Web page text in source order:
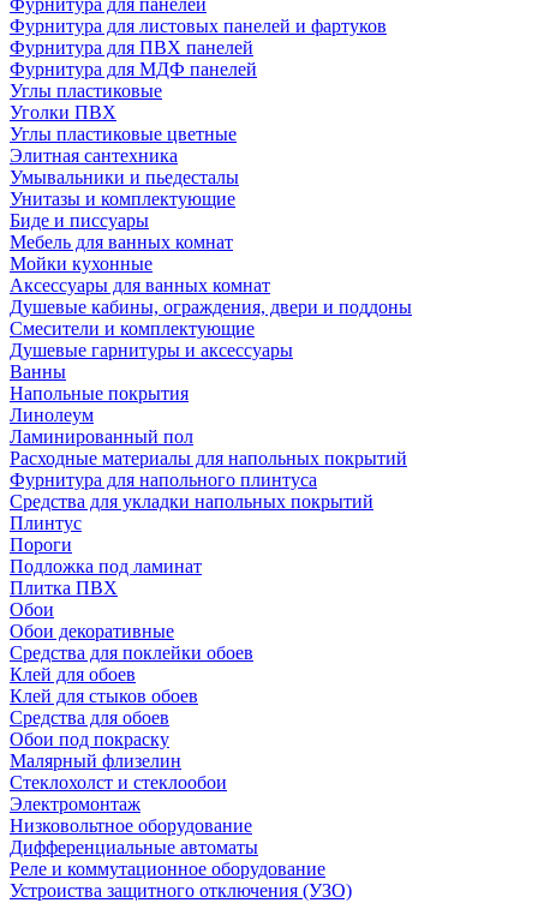
Фурнитура для панелей
Фурнитура для листовых панелей и фартуков
Фурнитура для ПВХ панелей
Фурнитура для МДФ панелей
Углы пластиковые
Уголки ПВХ
Углы пластиковые цветные
Элитная сантехника
Умывальники и пьедесталы
Унитазы и комплектующие
Биде и писсуары
Мебель для ванных комнат
Мойки кухонные
Аксессуары для ванных комнат
Душевые кабины, ограждения, двери и поддоны
Смесители и комплектующие
Душевые гарнитуры и аксессуары
Ванны
Напольные покрытия
Линолеум
Ламинированный пол
Расходные материалы для напольных покрытий
Фурнитура для напольного плинтуса
Средства для укладки напольных покрытий
Плинтус
Пороги
Подложка под ламинат
Плитка ПВХ
Обои
Обои декоративные
Средства для поклейки обоев
Клей для обоев
Клей для стыков обоев
Средства для обоев
Обои под покраску
Малярный флизелин
Стеклохолст и стеклообои
Электромонтаж
Низковольтное оборудование
Дифференциальные автоматы
Реле и коммутационное оборудование
Устроиства защитного отключения (УЗО)